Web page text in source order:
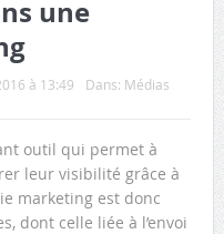
une
à 13:49 Dans: Médias
outil qui permet à
leur visibilité grâce à
marketing est donc
dont celle liée à l’envoi